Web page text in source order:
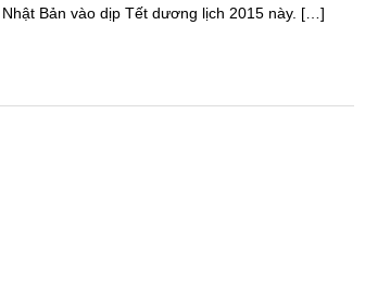
Bản vào dịp Tết dương lịch 2015 này. […]